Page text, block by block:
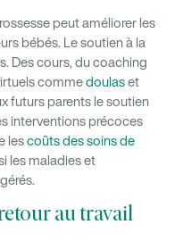
peut améliorer les
bébés. Le soutien à la
Des cours, du coaching
commedoulaset
futurs parents le soutien
interventions précoces
lescoûts des soins de
les maladies et
au travail